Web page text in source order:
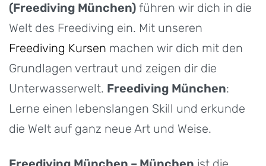
(Freediving München) führen wir dich in die
Welt des Freediving ein. Mit unseren
Freediving Kursen machen wir dich mit den
Grundlagen vertraut und zeigen dir die
Unterwasserwelt. Freediving München:
Lerne einen lebenslangen Skill und erkunde
die Welt auf ganz neue Art und Weise.